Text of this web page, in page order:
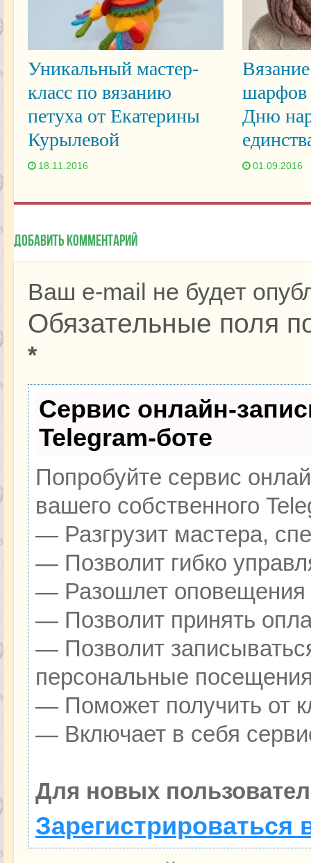
Уникальный мастер-
класс по вязанию
петуха от Екатерины
Курылевой
18.11.2016
шарфов
Дню
01.09.2016
Добавить комментарий
Ваш e-mail не будет
Обязательные поля
*
Сервис онлайн-
Telegram-боте
Попробуйте сервис
вашего собственного
— Разгрузит мастера,
— Позволит гибко
— Разошлет оповещения
— Позволит принять
— Позволит
персональные
— Поможет получить от
— Включает в себя
Для новых
Зарегистрироваться